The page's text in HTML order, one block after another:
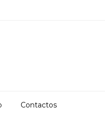
Contactos